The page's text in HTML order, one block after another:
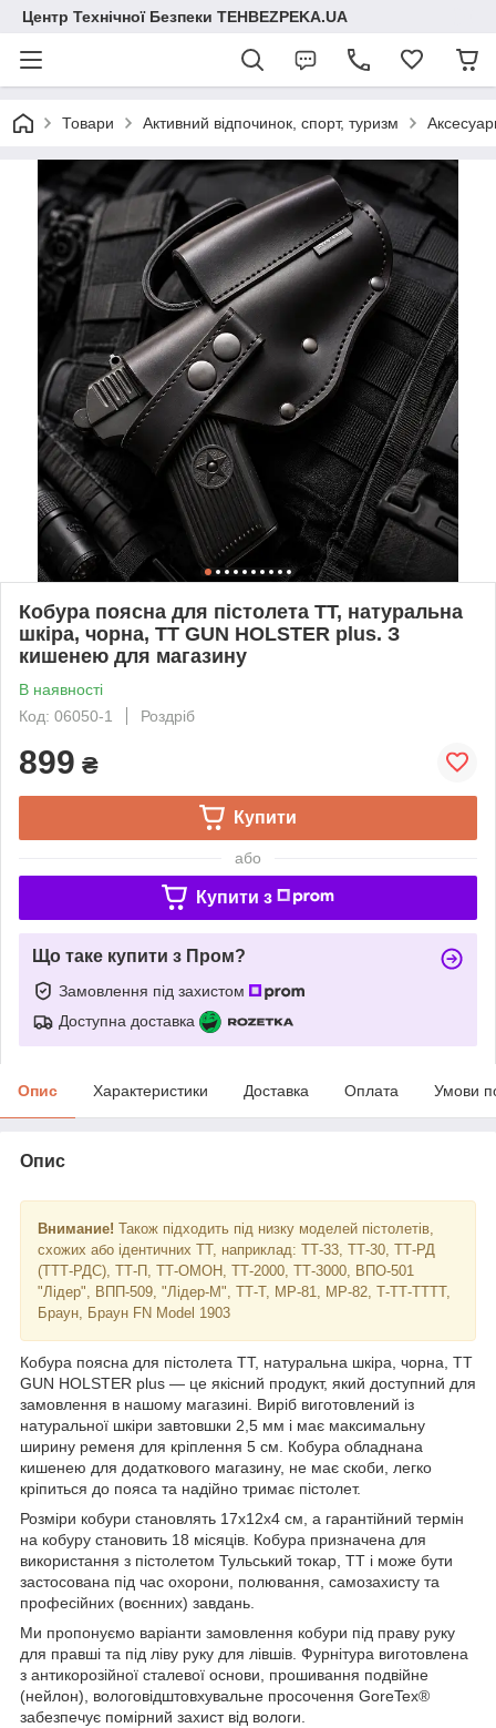
Центр Технічної Безпеки TEHBEZPEKA.UA
Товари Активний відпочинок, спорт, туризм
Кобура поясна для пістолета ТТ, натуральна
шкіра, чорна, TT GUN HOLSTER plus. З
кишенею для магазину
В наявності
Код: 06050-1
Роздріб
899 ₴
Купити
або
Купити з
Що таке купити з Пром?
Замовлення під захистом
Доступна доставка
Опис Характеристики Доставка Оплата Умови
Опис
Внимание! Також підходить під низку моделей пістолетів,
схожих або ідентичних ТТ, наприклад: ТТ-33, ТТ-30, ТТ-РД
(ТТТ-РДС), ТТ-П, ТТ-ОМОН, ТТ-2000, ТТ-3000, ВПО-501
"Лідер", ВПП-509, "Лідер-М", ТТ-Т, MP-81, MP-82, Т-ТТ-ТТТТ,
Браун, Браун FN Model 1903
Кобура поясна для пістолета ТТ, натуральна шкіра, чорна, TT
GUN HOLSTER plus — це якісний продукт, який доступний для
замовлення в нашому магазині. Виріб виготовлений із
натуральної шкіри завтовшки 2,5 мм і має максимальну
ширину ременя для кріплення 5 см. Кобура обладнана
кишенею для додаткового магазину, не має скоби, легко
кріпиться до пояса та надійно тримає пістолет.
Розміри кобури становлять 17x12x4 см, а гарантійний термін
на кобуру становить 18 місяців. Кобура призначена для
використання з пістолетом Тульський токар, ТТ і може бути
застосована під час охорони, полювання, самозахисту та
професійних (воєнних) завдань.
Ми пропонуємо варіанти замовлення кобури під праву руку
для правші та під ліву руку для лівшів. Фурнітура виготовлена
з антикорозійної сталевої основи, прошивання подвійне
(нейлон), вологовідштовхувальне просочення GoreTex®
забезпечує помірний захист від вологи.